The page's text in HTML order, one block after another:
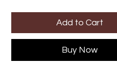
Add to Cart
Buy Now